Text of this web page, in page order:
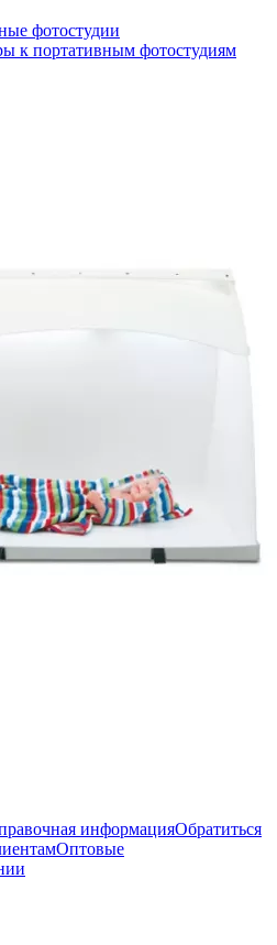
фотостудии
к портативным фотостудиям
информацияОбратиться
Оптовые